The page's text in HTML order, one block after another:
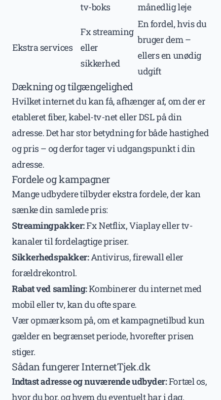
tv-boks
månedlig leje
Ekstra services
Fx streaming
eller
sikkerhed
En fordel, hvis du
bruger dem –
ellers en unødig
udgift
Dækning og tilgængelighed
Hvilket internet du kan få, afhænger af, om der er
etableret fiber, kabel-tv-net eller DSL på din
adresse. Det har stor betydning for både hastighed
og pris – og derfor tager vi udgangspunkt i din
adresse.
Fordele og kampagner
Mange udbydere tilbyder ekstra fordele, der kan
sænke din samlede pris:
Streamingpakker:Fx Netflix, Viaplay eller tv-
kanaler til fordelagtige priser.
Sikkerhedspakker:Antivirus, firewall eller
forældrekontrol.
Rabat ved samling:Kombinerer du internet med
mobil eller tv, kan du ofte spare.
Vær opmærksom på, om et kampagnetilbud kun
gælder en begrænset periode, hvorefter prisen
stiger.
Sådan fungerer InternetTjek.dk
Indtast adresse og nuværende udbyder:Fortæl os,
hvor du bor, og hvem du eventuelt har i dag.